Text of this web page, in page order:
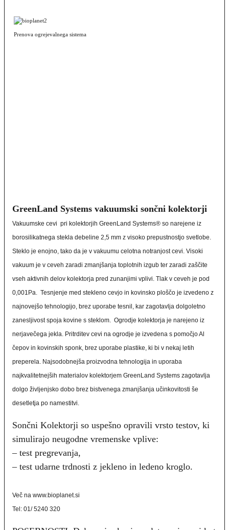
Prenova ogrejevalnega sistema
GreenLand Systems vakuumski sončni kolektorji
Vakuumske cevi pri kolektorjih GreenLand Systems® so narejene iz
borosilikatnega stekla debeline 2,5 mm z visoko prepustnostjo svetlobe.
Steklo je enojno, tako da je v vakuumu celotna notranjost cevi. Visoki
vakuum je v ceveh zaradi zmanjšanja toplotnih izgub ter zaradi zaščite
vseh aktivnih delov kolektorja pred zunanjimi vplivi. Tlak v ceveh je pod
0,001Pa. Tesnjenje med stekleno cevjo in kovinsko ploščo je izvedeno z
najnovejšo tehnologijo, brez uporabe tesnil, kar zagotavlja dolgoletno
zanesljivost spoja kovine s steklom. Ogrodje kolektorja je narejeno iz
nerjavečega jekla. Pritrditev cevi na ogrodje je izvedena s pomočjo Al
čepov in kovinskih sponk, brez uporabe plastike, ki bi v nekaj letih
preperela. Najsodobnejša proizvodna tehnologija in uporaba
najkvalitetnejših materialov kolektorjem GreenLand Systems zagotavlja
dolgo življenjsko dobo brez bistvenega zmanjšanja učinkovitosti še
desetletja po namestitvi.
Sončni Kolektorji so uspešno opravili vrsto testov, ki
simulirajo neugodne vremenske vplive:
– test pregrevanja,
– test udarne trdnosti z jekleno in ledeno kroglo.
Več na www.bioplanet.si
Tel: 01/ 5240 320